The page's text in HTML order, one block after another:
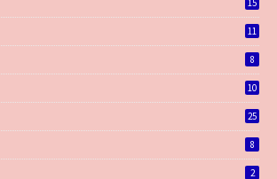
15
11
8
10
25
8
2